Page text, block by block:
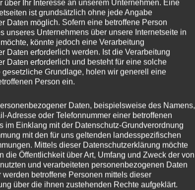
8.5
CVR6
20
45
Flow Forming
CONCAVER WHEELS
5×108
über Ihr Interesse an unserem Unternehmen. Eine
ist grundsätzlich ohne jede Angabe
Daten möglich. Sofern eine betroffene Person
unseres Unternehmens über unsere Internetseite in
könnte jedoch eine Verarbeitung
Daten erforderlich werden. Ist die Verarbeitung
Daten erforderlich und besteht für eine solche
gesetzliche Grundlage, holen wir generell eine
Person ein.
Daten, beispielsweise des Namens,
Adresse oder Telefonnummer einer betroffenen
im Einklang mit der Datenschutz-Grundverordnung
mit den für uns geltenden landesspezifischen
Mittels dieser Datenschutzerklärung möchte
die Öffentlichkeit über Art, Umfang und Zweck der von
und verarbeiteten personenbezogenen Daten
werden betroffene Personen mittels dieser
über die ihnen zustehenden Rechte aufgeklärt.